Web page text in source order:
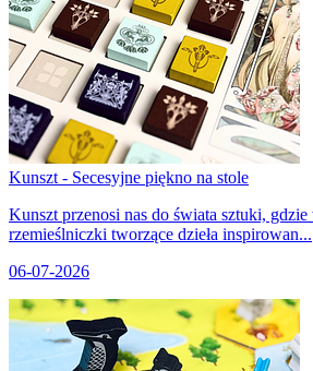
Kunszt - Secesyjne piękno na stole
Kunszt przenosi nas do świata sztuki,
rzemieślniczki tworzące dzieła inspirowan...
06-07-2026